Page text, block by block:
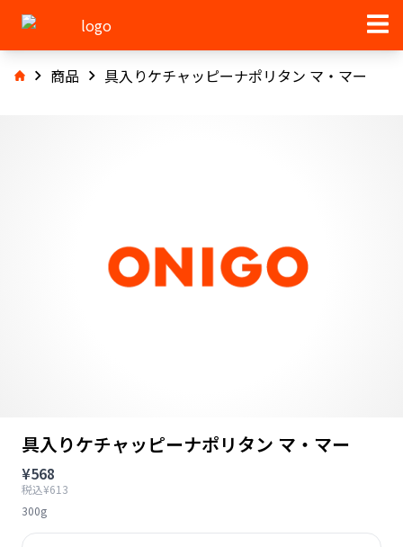
商品 具入りケチャッピーナポリタン マ・マー
具入りケチャッピーナポリタン マ・マー
¥568
税込¥613
300g